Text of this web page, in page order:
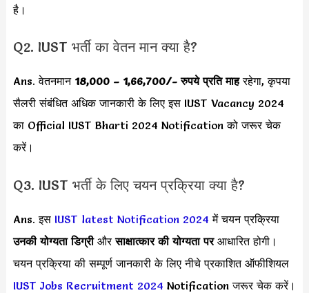
है।
Q2. IUST भर्ती का वेतन मान क्या है?
Ans. वेतनमान 18,000 – 1,66,700/- रुपये प्रति माहरहेगा, कृपया
सैलरी संबंधित अधिक जानकारी के लिए इस IUST Vacancy 2024
का Official IUST Bharti 2024 Notification को जरूर चेक
करें।
Q3. IUST भर्ती के लिए चयन प्रक्रिया क्या है?
Ans. इस IUST latest Notification 2024 में चयन प्रक्रिया
उनकी योग्यता डिग्रीऔरसाक्षात्कार की योग्यता पर आधारित होगी।
चयन प्रक्रिया की सम्पूर्ण जानकारी के लिए नीचे प्रकाशित ऑफीशियल
IUST Jobs Recruitment 2024 Notification जरूर चेक करें।